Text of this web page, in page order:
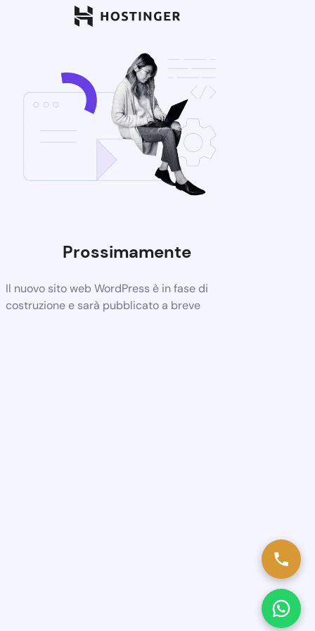
Prossimamente
Il nuovo sito web WordPress è in fase di
costruzione e sarà pubblicato a breve